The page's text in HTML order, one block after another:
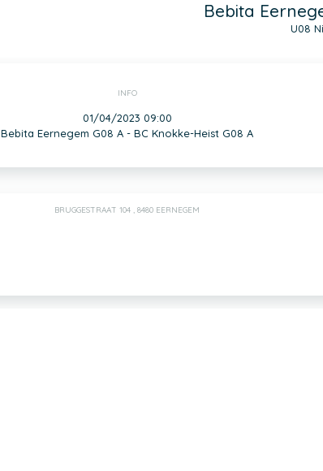
Bebita
U08
INFO
01/04/2023 09:00
Bebita Eernegem G08 A - BC Knokke-Heist G08 A
BRUGGESTRAAT 104 , 8480 EERNEGEM